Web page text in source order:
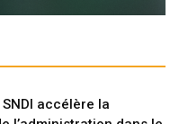
SNDI accélère la